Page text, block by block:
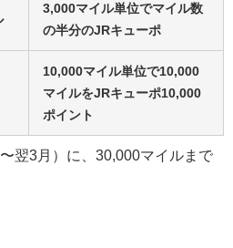
3,000マイル単位でマイル数
の半分のJRキューポ
10,000マイル単位で10,000
マイルをJRキューポ10,000
ポイント
翌3月）に、30,000マイルまで